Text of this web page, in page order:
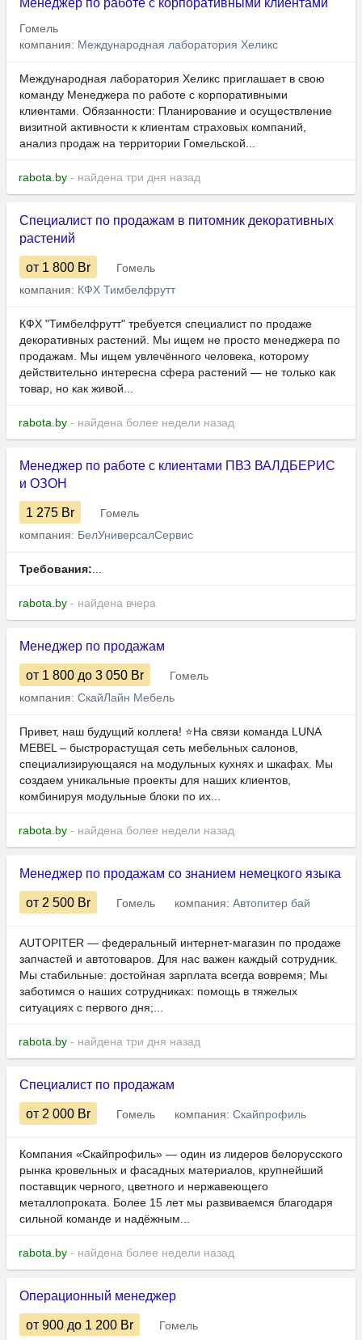
Менеджер по работе с корпоративными клиентами
Гомель
компания: Международная лаборатория Хеликс
Международная лаборатория Хеликс приглашает в свою
команду Менеджера по работе с корпоративными
клиентами. Обязанности: Планирование и осуществление
визитной активности к клиентам страховых компаний,
анализ продаж на территории Гомельской...
rabota.by - найдена три дня назад
Специалист по продажам в питомник декоративных
растений
от 1 800 Br
Гомель
компания: КФХ Тимбелфрутт
КФХ "Тимбелфрутт" требуется специалист по продаже
декоративных растений. Мы ищем не просто менеджера по
продажам. Мы ищем увлечённого человека, которому
действительно интересна сфера растений — не только как
товар, но как живой...
rabota.by - найдена более недели назад
Менеджер по работе с клиентами ПВЗ ВАЛДБЕРИС
и ОЗОН
1 275 Br
Гомель
компания: БелУниверсалСервис
Требования:...
rabota.by - найдена вчера
Менеджер по продажам
от 1 800 до 3 050 Br
Гомель
компания: СкайЛайн Мебель
Привет, наш будущий коллега! ⭐️На связи команда LUNA
MEBEL – быстрорастущая сеть мебельных салонов,
специализирующаяся на модульных кухнях и шкафах. Мы
создаем уникальные проекты для наших клиентов,
комбинируя модульные блоки по их...
rabota.by - найдена более недели назад
Менеджер по продажам со знанием немецкого языка
от 2 500 Br Гомель компания: Автопитер бай
AUTOPITER — федеральный интернет-магазин по продаже
запчастей и автотоваров. Для нас важен каждый сотрудник.
Мы стабильные: достойная зарплата всегда вовремя; Мы
заботимся о наших сотрудниках: помощь в тяжелых
ситуациях с первого дня;...
rabota.by - найдена три дня назад
Специалист по продажам
от 2 000 Br Гомель компания: Скайпрофиль
Компания «Скайпрофиль» — один из лидеров белорусского
рынка кровельных и фасадных материалов, крупнейший
поставщик черного, цветного и нержавеющего
металлопроката. Более 15 лет мы развиваемся благодаря
сильной команде и надёжным...
rabota.by - найдена более недели назад
Операционный менеджер
от 900 до 1 200 Br
Гомель